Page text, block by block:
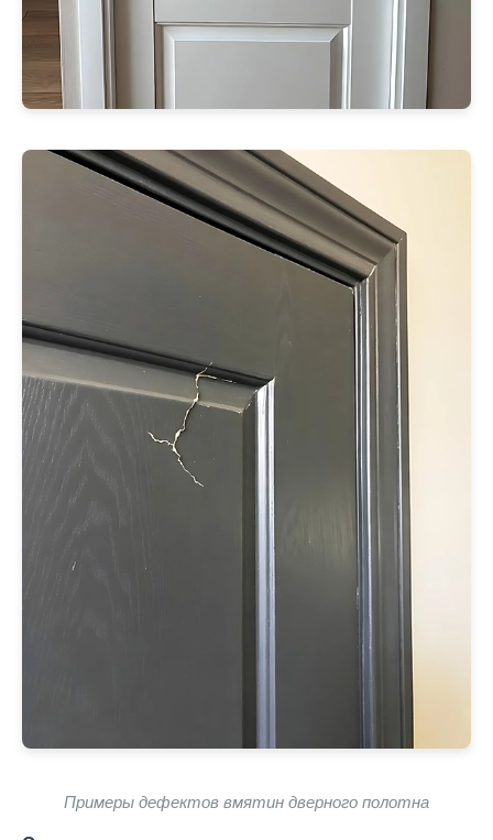
Примеры дефектов вмятин дверного полотна